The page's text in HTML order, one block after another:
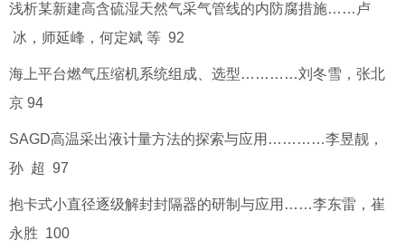
浅析某新建高含硫湿天然气采气管线的内防腐措施……卢
冰，师延峰，何定斌 等 92
海上平台燃气压缩机系统组成、选型…………刘冬雪，张北
京 94
SAGD高温采出液计量方法的探索与应用…………李昱靓，
孙 超 97
抱卡式小直径逐级解封封隔器的研制与应用……李东雷，崔
永胜 100